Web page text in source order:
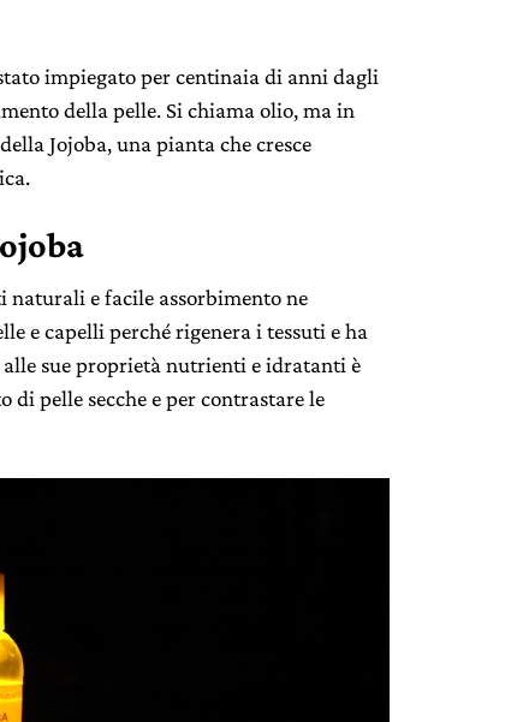
impiegato per centinaia di anni dagli
della pelle. Si chiama olio, ma in
Jojoba, una pianta che cresce
naturali e facile assorbimento ne
e capelli perché rigenera i tessuti e ha
sue proprietà nutrienti e idratanti è
pelle secche e per contrastare le